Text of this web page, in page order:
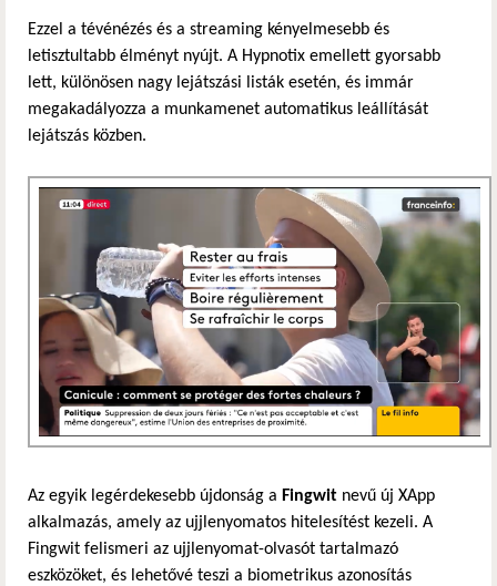
Ezzel a tévénézés és a streaming kényelmesebb és
letisztultabb élményt nyújt. A Hypnotix emellett gyorsabb
lett, különösen nagy lejátszási listák esetén, és immár
megakadályozza a munkamenet automatikus leállítását
lejátszás közben.
Az egyik legérdekesebb újdonság a Fingwit nevű új XApp
alkalmazás, amely az ujjlenyomatos hitelesítést kezeli. A
Fingwit felismeri az ujjlenyomat-olvasót tartalmazó
eszközöket, és lehetővé teszi a biometrikus azonosítás